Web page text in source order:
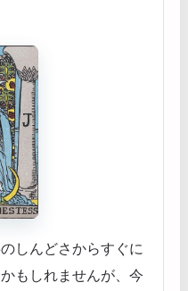
しんどさからすぐに
もしれませんが、今